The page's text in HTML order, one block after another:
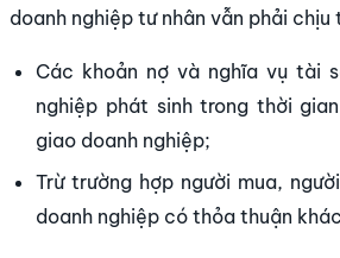
doanh nghiệp tư nhân vẫn phải chịu
Các khoản nợ và nghĩa vụ tài
nghiệp phát sinh trong thời
giao doanh nghiệp;
Trừ trường hợp người mua,
doanh nghiệp có thỏa thuận